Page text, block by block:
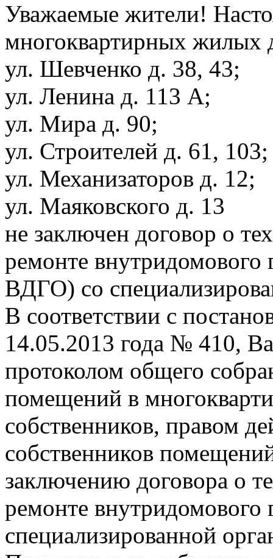
Уважаемые жители!
многоквартирных жилых
ул. Шевченко д. 38, 43;
ул. Ленина д. 113 А;
ул. Мира д. 90;
ул. Строителей д. 61, 103;
ул. Механизаторов д. 12;
ул. Маяковского д. 13
не заключен договор о
ремонте внутридомового
ВДГО) со
В соответствии с
14.05.2013 года № 410,
протоколом общего
помещений в
собственников, правом
собственников
заключению договора о
ремонте внутридомового
специализированной